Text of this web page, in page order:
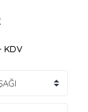
KDV